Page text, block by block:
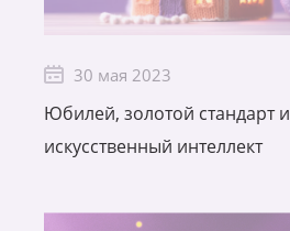
30 мая 2023
Юбилей, золотой стандарт и
искусственный интеллект